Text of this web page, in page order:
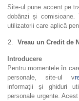
Site-ul pune accent pe
dobânzi și comisioane.
utilizatorii care aplică
Vreau un Credit de
Introducere
Pentru momentele în
personale, site-ul v
informații și ghiduri
personale urgente.